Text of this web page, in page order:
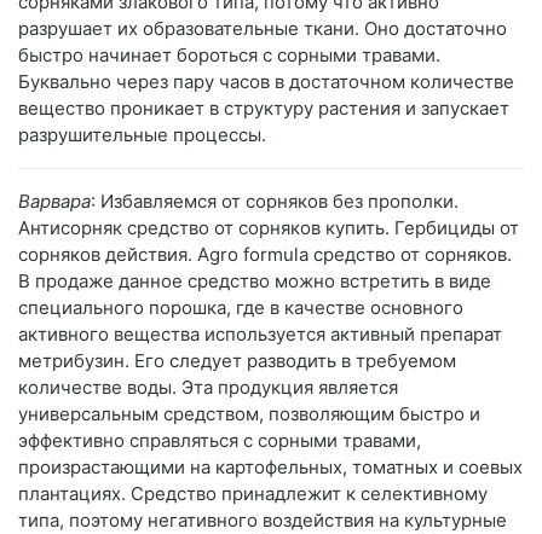
разрушает их образовательные ткани. Оно достаточно
быстро начинает бороться с сорными травами.
Буквально через пару часов в достаточном количестве
вещество проникает в структуру растения и запускает
разрушительные процессы.
Варвара: Избавляемся от сорняков без прополки.
Антисорняк средство от сорняков купить. Гербициды от
сорняков действия. Agro formula средство от сорняков.
В продаже данное средство можно встретить в виде
специального порошка, где в качестве основного
активного вещества используется активный препарат
метрибузин. Его следует разводить в требуемом
количестве воды. Эта продукция является
универсальным средством, позволяющим быстро и
эффективно справляться с сорными травами,
произрастающими на картофельных, томатных и соевых
плантациях. Средство принадлежит к селективному
типа, поэтому негативного воздействия на культурные